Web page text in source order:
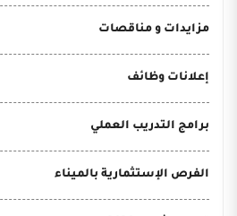
مزايدات و مناقصات
إعلانات وظائف
برامج التدريب العملي
الفرص الإستثمارية بالميناء